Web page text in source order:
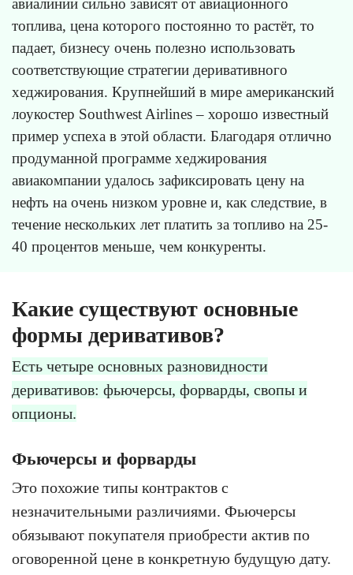
топлива, цена которого постоянно то растёт, то
падает, бизнесу очень полезно использовать
соответствующие стратегии деривативного
хеджирования. Крупнейший в мире американский
лоукостер Southwest Airlines – хорошо известный
пример успеха в этой области. Благодаря отлично
продуманной программе хеджирования
авиакомпании удалось зафиксировать цену на
нефть на очень низком уровне и, как следствие, в
течение нескольких лет платить за топливо на 25-
40 процентов меньше, чем конкуренты.
Какие существуют основные
формы деривативов?
Есть четыре основных разновидности
деривативов: фьючерсы, форварды, свопы и
опционы.
Фьючерсы и форварды
Это похожие типы контрактов с
незначительными различиями. Фьючерсы
обязывают покупателя приобрести актив по
оговоренной цене в конкретную будущую дату.